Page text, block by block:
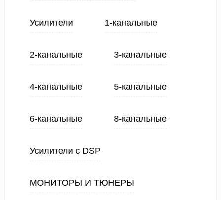
Усилители 1-канальные
2-канальные 3-канальные
4-канальные 5-канальные
6-канальные 8-канальные
Усилители с DSP
МОНИТОРЫ И ТЮНЕРЫ